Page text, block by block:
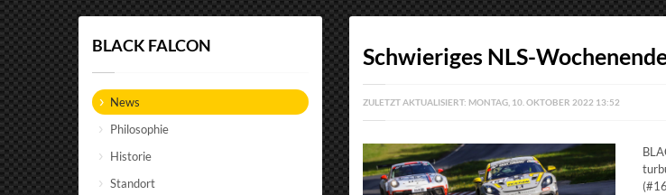
BLACK FALCON
News
Philosophie
Historie
Standort
Schwieriges NLS-
ZULETZT AKTUALISIERT: MONTAG, 10. OKTOBER 2022 13:52